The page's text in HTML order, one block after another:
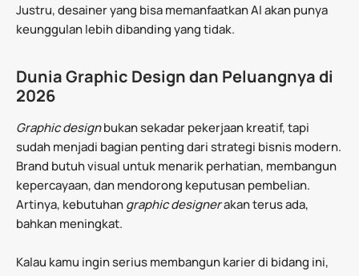
Justru, desainer yang bisa memanfaatkan AI akan punya
keunggulan lebih dibanding yang tidak.
Dunia Graphic Design dan Peluangnya di
2026
Graphic designbukan sekadar pekerjaan kreatif, tapi
sudah menjadi bagian penting dari strategi bisnis modern.
Brand butuh visual untuk menarik perhatian, membangun
kepercayaan, dan mendorong keputusan pembelian.
Artinya, kebutuhangraphic designerakan terus ada,
bahkan meningkat.
Kalau kamu ingin serius membangun karier di bidang ini,